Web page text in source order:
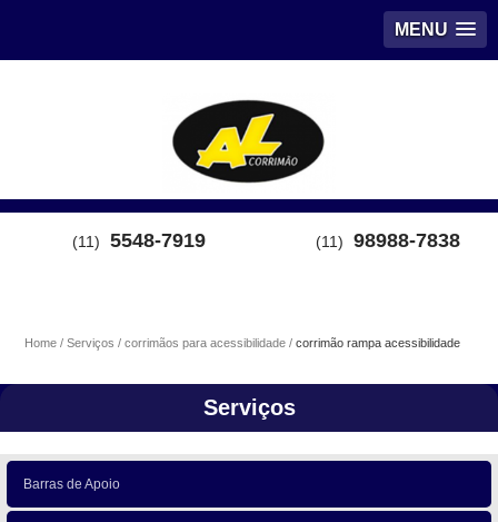
MENU
(11) 5548-7919 (11) 98988-7838
Home Serviços corrimãos para acessibilidade corrimão rampa acessibilidade
Serviços
Barras de Apoio